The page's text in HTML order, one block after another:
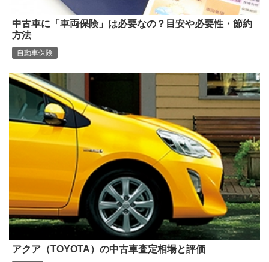
中古車に「車両保険」は必要なの？目安や必要性・節約
方法
自動車保険
アクア（TOYOTA）の中古車査定相場と評価